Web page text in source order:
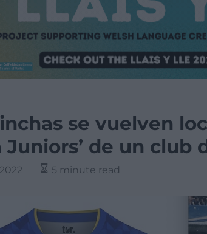
se vuelven
Juniors’ de un club
5 minute read